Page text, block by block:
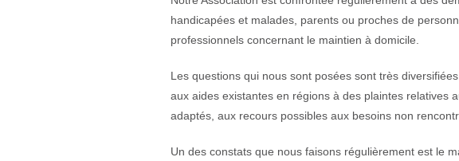
handicapées et malades, parents ou proches de
professionnels concernant le maintien à domicile.
Les questions qui nous sont posées sont très
aux aides existantes en régions à des plaintes relatives
adaptés, aux recours possibles aux besoins non
Un des constats que nous faisons régulièrement est le